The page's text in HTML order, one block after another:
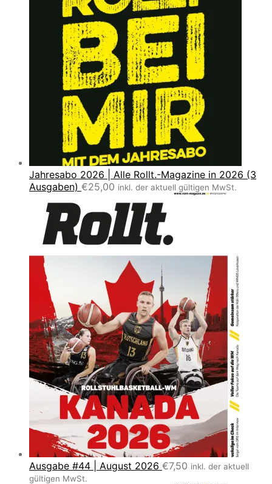
Jahresabo 2026 | Alle Rollt.-Magazine in 2026 (3
Ausgaben) €25,00 inkl. der aktuell gültigen MwSt.
Ausgabe #44 | August 2026 €7,50 inkl. der aktuell
gültigen MwSt.